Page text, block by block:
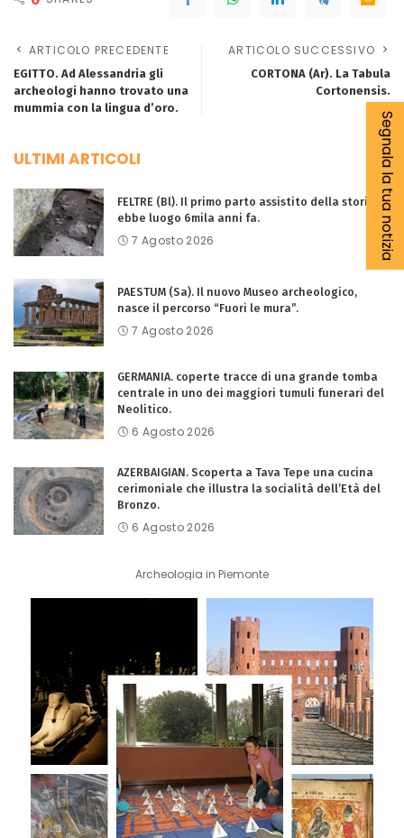
ARTICOLO PRECEDENTE
EGITTO. Ad Alessandria gli
archeologi hanno trovato una
mummia con la lingua d’oro.
ARTICOLO SUCCESSIVO
CORTONA (Ar). La Tabula
Cortonensis.
ULTIMI ARTICOLI
FELTRE (Bl). Il primo parto assistito della storia
ebbe luogo 6mila anni fa.
7 Agosto 2026
PAESTUM (Sa). Il nuovo Museo archeologico,
nasce il percorso “Fuori le mura”.
7 Agosto 2026
GERMANIA. coperte tracce di una grande tomba
centrale in uno dei maggiori tumuli funerari del
Neolitico.
6 Agosto 2026
AZERBAIGIAN. Scoperta a Tava Tepe una cucina
cerimoniale che illustra la socialità dell’Età del
Bronzo.
6 Agosto 2026
Archeologia in Piemonte
Segnala la tua notizia